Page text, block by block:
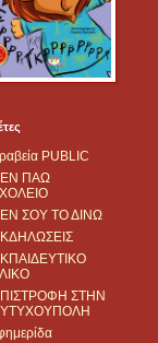
PUBLIC
ΠΑΩ
ΣΟΥ ΤΟ ΔΙΝΩ
ΣΤΗΝ